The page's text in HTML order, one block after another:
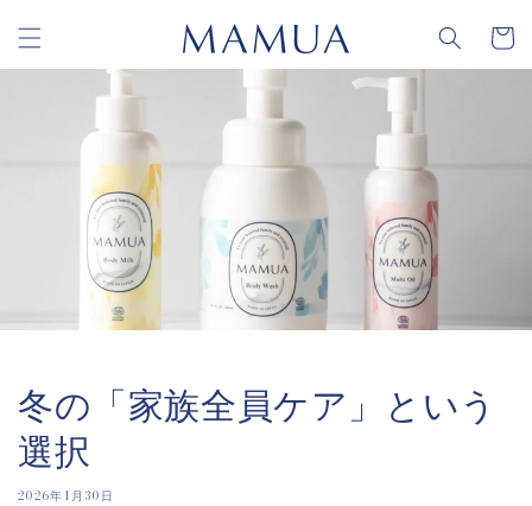
ンツに
進む
ー
ト
冬の「家族全員ケア」という
選択
2026年1月30日